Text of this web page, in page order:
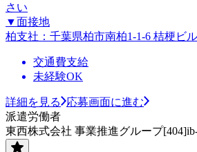
さい
▼面接地
柏支社：千葉県柏市南柏1-1-6 桔梗ビ
交通費支給
未経験OK
詳細を見る
応募画面に進む
派遣労働者
東西株式会社 事業推進グループ